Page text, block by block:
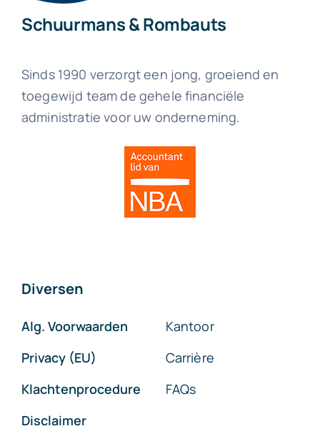
Schuurmans & Rombauts
Sinds 1990 verzorgt een jong, groeiend en
toegewijd team de gehele financiële
administratie voor uw onderneming.
Diversen
Alg. Voorwaarden
Privacy (EU)
Klachtenprocedure
Disclaimer
Kantoor
Carrière
FAQs